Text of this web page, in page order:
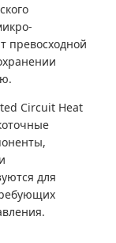
превосходной
Circuit Heat
для